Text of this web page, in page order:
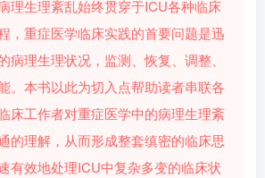
理生理紊乱始终贯穿于ICU各种临床
，重症医学临床实践的首要问题是迅
病理生理状况，监测、恢复、调整、
。本书以此为切入点帮助读者串联各
床工作者对重症医学中的病理生理紊
的理解，从而形成整套缜密的临床思
有效地处理ICU中复杂多变的临床状